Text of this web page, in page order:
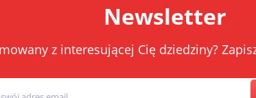
Newsletter
z interesującej Cię dziedziny?